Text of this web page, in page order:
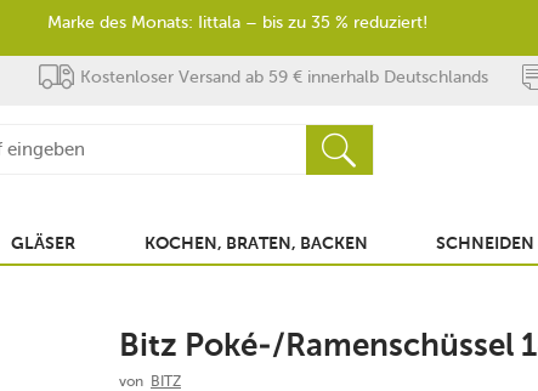
Kostenloser Versand ab 59 € innerhalb Deutschlands
GLÄSER KOCHEN, BRATEN, BACKEN SCHNEIDEN
Bitz Poké-/Ramenschüssel
von BITZ
Marke des Monats: Iittala – bis zu 35 % reduziert!